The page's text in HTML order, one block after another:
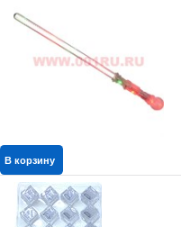
В корзину